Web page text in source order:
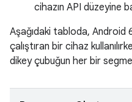
cihazın API düzeyine
Aşağıdaki tabloda, Android
çalıştıran bir cihaz
dikey çubuğun her bir